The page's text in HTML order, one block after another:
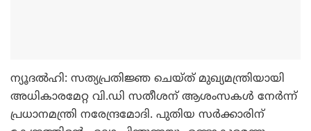
ന്യൂദല്‍ഹി: സത്യപ്രതിജ്ഞ ചെയ്ത് മുഖ്യമന്ത്രിയായി
അധികാരമേറ്റ വി.ഡി സതീശന് ആശംസകള്‍ നേര്‍ന്ന്
പ്രധാനമന്ത്രി നരേന്ദ്രമോദി. പുതിയ സര്‍ക്കാരിന്